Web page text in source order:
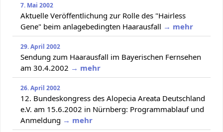
7. Mai 2002
Aktuelle Veröffentlichung zur Rolle des "Hairless
Gene" beim anlagebedingten Haarausfall → mehr
29. April 2002
Sendung zum Haarausfall im Bayerischen Fernsehen
am 30.4.2002 → mehr
26. April 2002
12. Bundeskongress des Alopecia Areata Deutschland
e.V. am 15.6.2002 in Nürnberg: Programmablauf und
Anmeldung → mehr